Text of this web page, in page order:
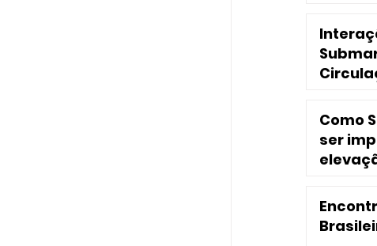
Como
ser